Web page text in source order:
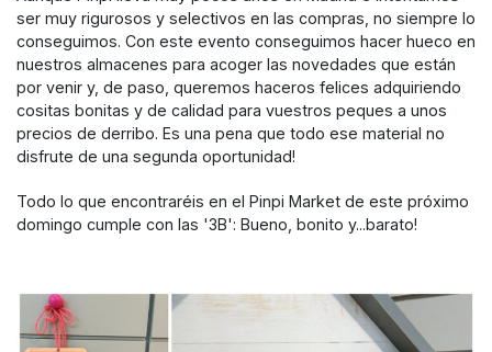
ser muy rigurosos y selectivos en las compras, no siempre lo
conseguimos. Con este evento conseguimos hacer hueco en
nuestros almacenes para acoger las novedades que están
por venir y, de paso, queremos haceros felices adquiriendo
cositas bonitas y de calidad para vuestros peques a unos
precios de derribo. Es una pena que todo ese material no
disfrute de una segunda oportunidad!
Todo lo que encontraréis en el Pinpi Market de este próximo
domingo cumple con las '3B': Bueno, bonito y...barato!